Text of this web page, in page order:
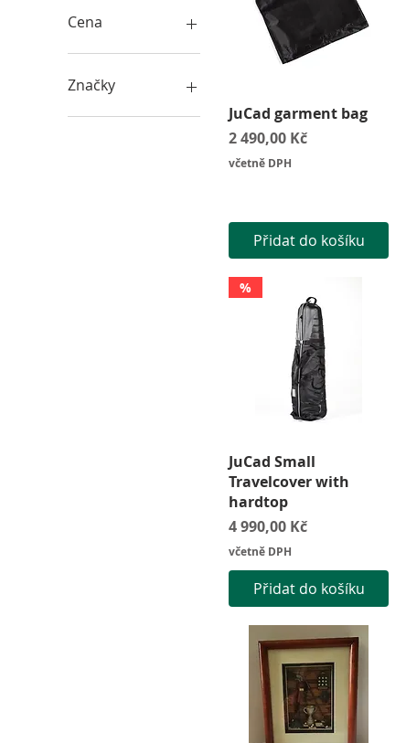
Cena
5 Kč
Značky
Callaway
Rychlý náhled
JuCad garment bag
Cena
2 490,00 Kč
včetně DPH
Přidat do košíku
Rychlý náhled
%
JuCad Small
Travelcover with
hardtop
Cena
4 990,00 Kč
včetně DPH
Přidat do košíku